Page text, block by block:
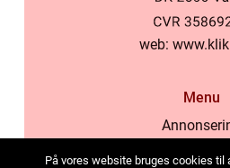
web:
Menu
På vores website bruges cookies til